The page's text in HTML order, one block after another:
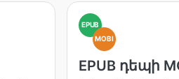
EPUB
MOBI
EPUB դեպի